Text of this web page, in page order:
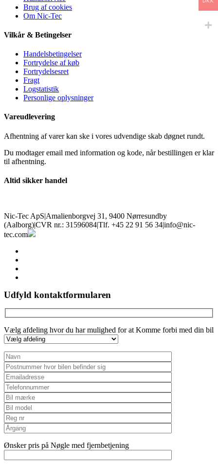
Brug af cookies
Om Nic-Tec
Vilkår & Betingelser
Handelsbetingelser
Fortrydelse af køb
Fortrydelsesret
Fragt
Logstatistik
Personlige oplysninger
Vareudlevering
Afhentning af varer kan ske i vores udvendige skab døgnet rundt.
Du modtager email med information og kode, når bestillingen er klar
til afhentning.
Altid sikker handel
Nic-Tec ApS|Amalienborgvej 31, 9400 Nørresundby
(Aalborg)|CVR nr.: 31596084|Tlf. +45 22 91 56 34|info@nic-
tec.com
Udfyld kontaktformularen
Vælg afdeling hvor du har mulighed for at Komme forbi med din bil
Ønsker pris på Nøgle med fjernbetjening